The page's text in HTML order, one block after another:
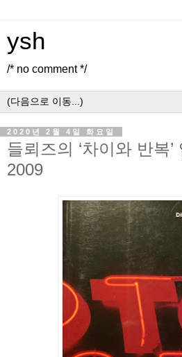
ysh
/* no comment */
2020년 2월 4일 화요일
들뢰즈의 ‘차이와 반복
2009